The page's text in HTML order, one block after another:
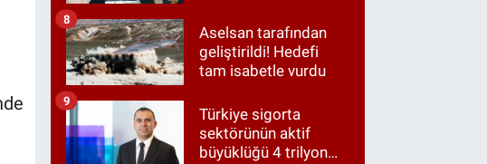
Aselsan tarafından
geliştirildi! Hedefi
tam isabetle vurdu
8
Türkiye sigorta
sektörünün aktif
büyüklüğü 4 trilyon
9